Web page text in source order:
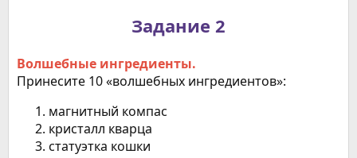
Задание 2
Волшебные ингредиенты.
Принесите 10 «волшебных ингредиентов»:
магнитный компас
кристалл кварца
статуэтка кошки